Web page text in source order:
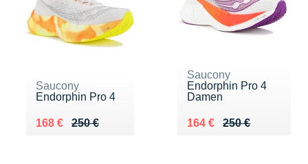
Saucony
Endorphin Pro 4
250 €
Au lieu de 250 €
168 €
Vendu 168 €
Saucony
Endorphin Pro 4
Damen
250 €
Au lieu de 250 €
164 €
Vendu 164 €